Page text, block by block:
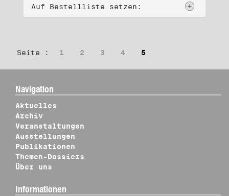
Auf Bestellliste setzen:
Seite : 1 2 3 4 5
Navigation
Aktuelles
Archiv
Veranstaltungen
Ausstellungen
Publikationen
Themen-Dossiers
Über uns
Informationen